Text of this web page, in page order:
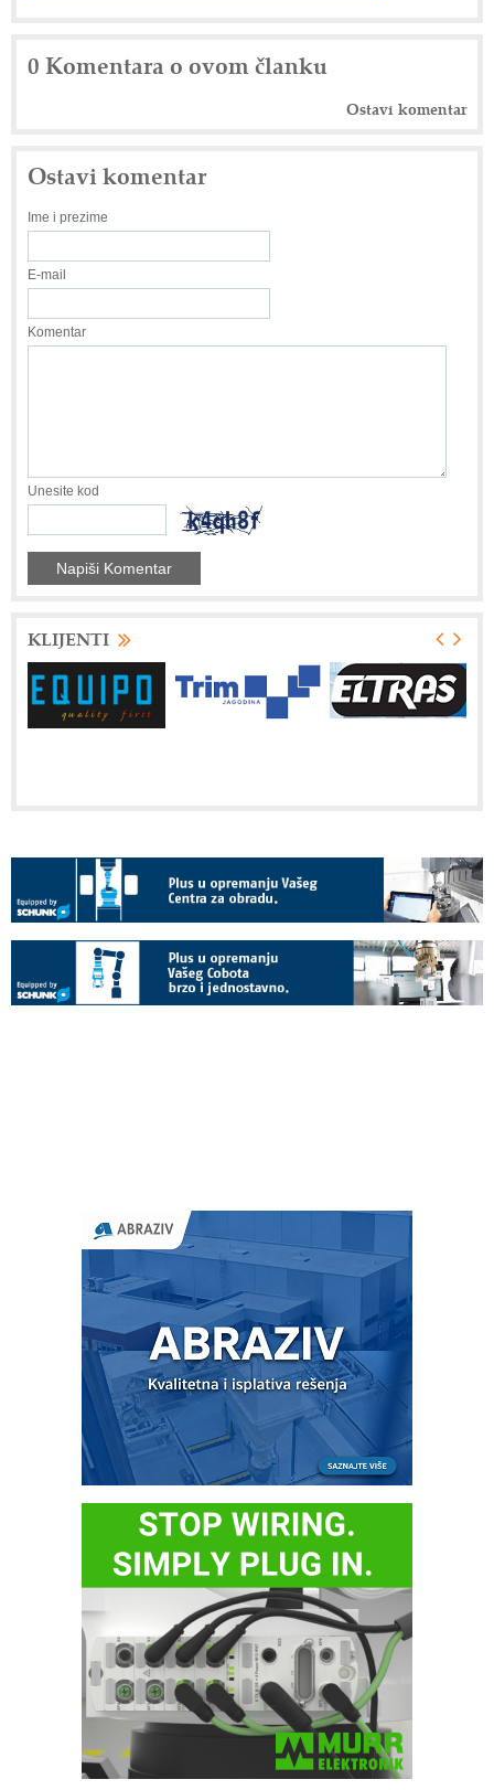
0 Komentara o ovom članku
Ostavi komentar
Ostavi komentar
Ime i prezime
E-mail
Komentar
Unesite kod
KLIJENTI